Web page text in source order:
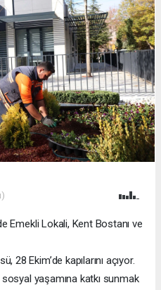
Emekli Lokali, Kent Bostanı ve
28 Ekim’de kapılarını açıyor.
yaşamına katkı sunmak